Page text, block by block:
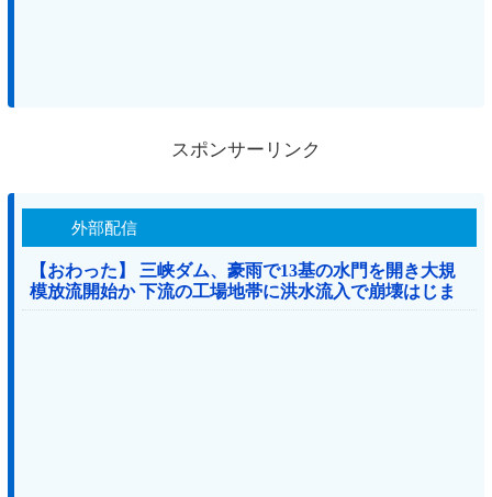
スポンサーリンク
外部配信
【おわった】 三峡ダム、豪雨で13基の水門を開き大規
模放流開始か 下流の工場地帯に洪水流入で崩壊はじま
る